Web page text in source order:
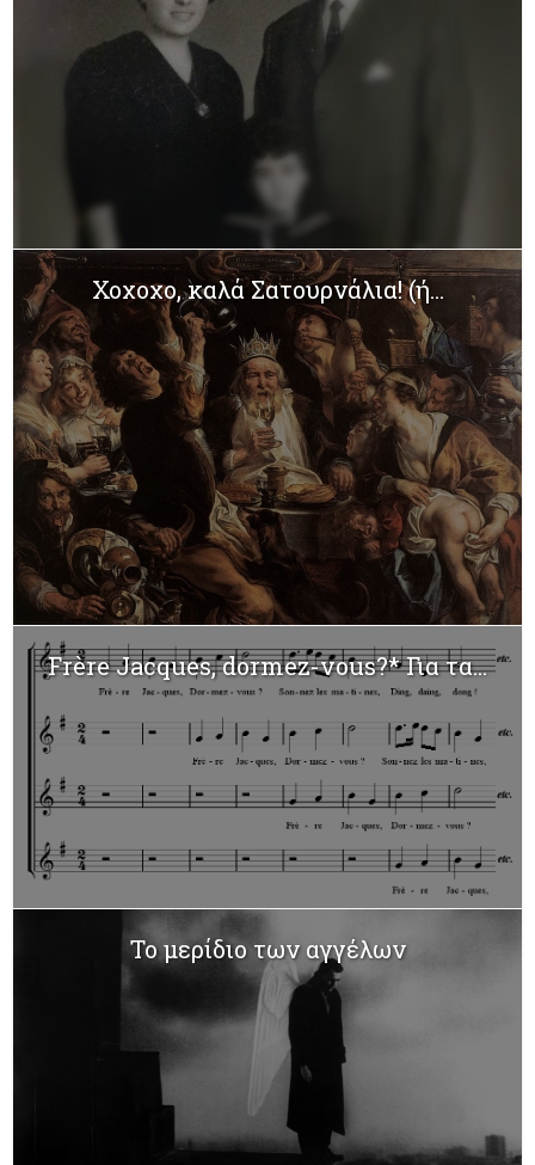
Χοχοχο, καλά Σατουρνάλια! (ή...
Frère Jacques, dormez-vous?* Για τα...
To μερίδιο των αγγέλων